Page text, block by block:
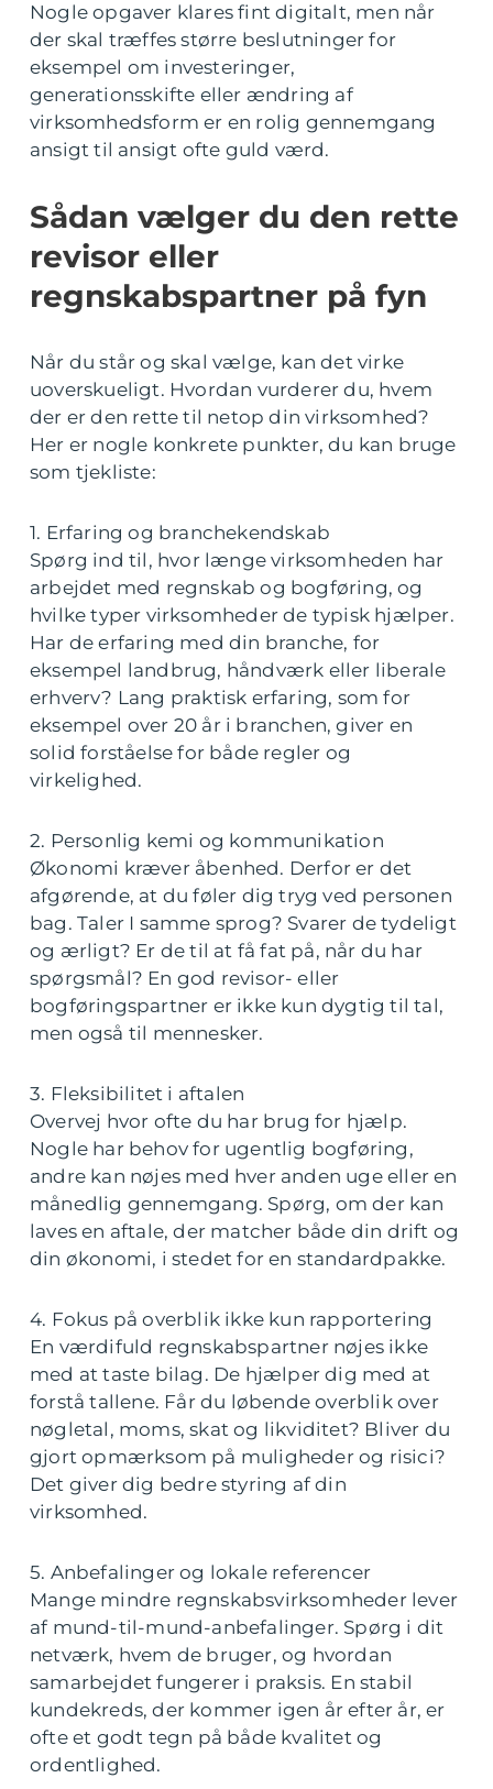
Nogle opgaver klares fint digitalt, men når
der skal træffes større beslutninger for
eksempel om investeringer,
generationsskifte eller ændring af
virksomhedsform er en rolig gennemgang
ansigt til ansigt ofte guld værd.
Sådan vælger du den rette
revisor eller
regnskabspartner på fyn
Når du står og skal vælge, kan det virke
uoverskueligt. Hvordan vurderer du, hvem
der er den rette til netop din virksomhed?
Her er nogle konkrete punkter, du kan bruge
som tjekliste:
1. Erfaring og branchekendskab
Spørg ind til, hvor længe virksomheden har
arbejdet med regnskab og bogføring, og
hvilke typer virksomheder de typisk hjælper.
Har de erfaring med din branche, for
eksempel landbrug, håndværk eller liberale
erhverv? Lang praktisk erfaring, som for
eksempel over 20 år i branchen, giver en
solid forståelse for både regler og
virkelighed.
2. Personlig kemi og kommunikation
Økonomi kræver åbenhed. Derfor er det
afgørende, at du føler dig tryg ved personen
bag. Taler I samme sprog? Svarer de tydeligt
og ærligt? Er de til at få fat på, når du har
spørgsmål? En god revisor- eller
bogføringspartner er ikke kun dygtig til tal,
men også til mennesker.
3. Fleksibilitet i aftalen
Overvej hvor ofte du har brug for hjælp.
Nogle har behov for ugentlig bogføring,
andre kan nøjes med hver anden uge eller en
månedlig gennemgang. Spørg, om der kan
laves en aftale, der matcher både din drift og
din økonomi, i stedet for en standardpakke.
4. Fokus på overblik ikke kun rapportering
En værdifuld regnskabspartner nøjes ikke
med at taste bilag. De hjælper dig med at
forstå tallene. Får du løbende overblik over
nøgletal, moms, skat og likviditet? Bliver du
gjort opmærksom på muligheder og risici?
Det giver dig bedre styring af din
virksomhed.
5. Anbefalinger og lokale referencer
Mange mindre regnskabsvirksomheder lever
af mund-til-mund-anbefalinger. Spørg i dit
netværk, hvem de bruger, og hvordan
samarbejdet fungerer i praksis. En stabil
kundekreds, der kommer igen år efter år, er
ofte et godt tegn på både kvalitet og
ordentlighed.